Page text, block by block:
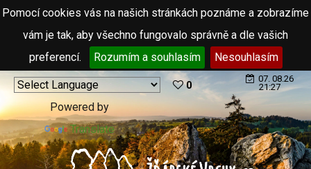
Pomocí cookies vás na našich stránkách poznáme a zobrazíme
vám je tak, aby všechno fungovalo správně a dle vašich
preferencí.
Rozumím a souhlasím Nesouhlasím
Powered by
Translate
0
07. 08.26
21:27